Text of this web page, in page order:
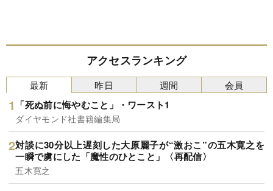
アクセスランキング
最新
「死ぬ前に悔やむこと」・ワースト1
ダイヤモンド社書籍編集局
対談に30分以上遅刻した大原麗子が“激おこ”の五木寛之を
一瞬で虜にした「魔性のひとこと」〈再配信〉
五木寛之
昨日 週間 会員